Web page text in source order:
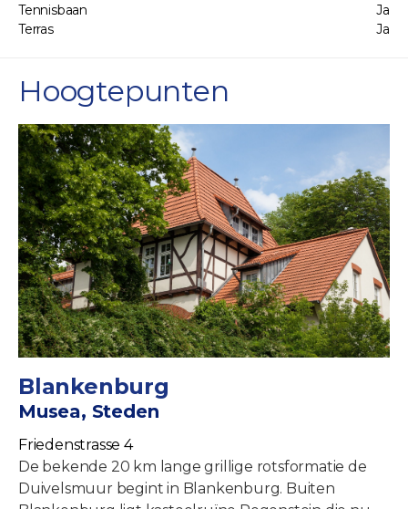
Tennisbaan
Ja
Terras
Ja
Hoogtepunten
Blankenburg
Musea, Steden
Friedenstrasse 4
De bekende 20 km lange grillige rotsformatie de
Duivelsmuur begint in Blankenburg. Buiten